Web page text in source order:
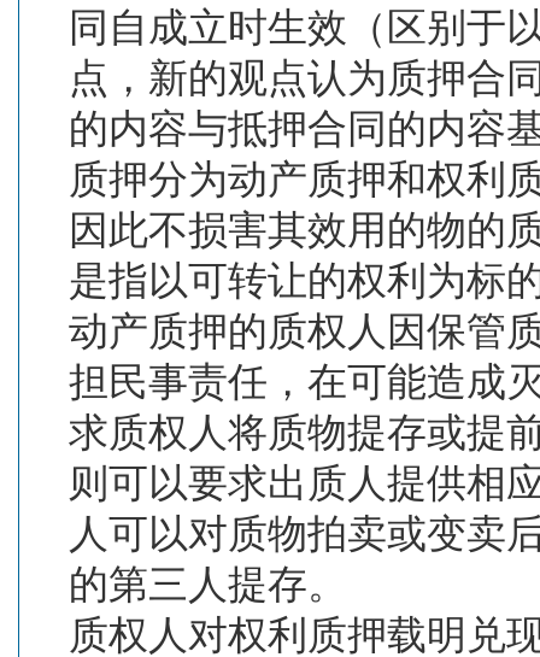
同自成立时生效（区别于
点，新的观点认为质押合
的内容与抵押合同的内容
质押分为动产质押和权利
因此不损害其效用的物的
是指以可转让的权利为标
动产质押的质权人因保管
担民事责任，在可能造成
求质权人将质物提存或提
则可以要求出质人提供相
人可以对质物拍卖或变卖
的第三人提存。
质权人对权利质押载明兑